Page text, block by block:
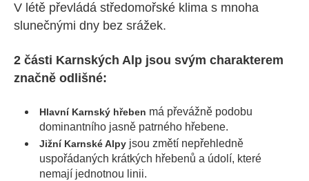
V létě převládá středomořské klima s mnoha
slunečnými dny bez srážek.
2 části Karnských Alp jsou svým charakterem
značně odlišné:
Hlavní Karnský hřeben má převážně podobu
dominantního jasně patrného hřebene.
Jižní Karnské Alpy jsou změtí nepřehledně
uspořádaných krátkých hřebenů a údolí, které
nemají jednotnou linii.